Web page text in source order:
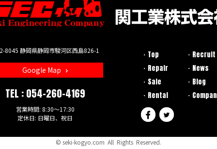
8045 静岡県静岡市駿河区西島826-1
Google Map
TEL :054-260-4169
営業時間: 8:30～17:30
定休日: 日曜日、祝日
Top
Repair
Sale
Rental
Recruit
News
Blog
© seki-kogyo.com All Rights Reserved.